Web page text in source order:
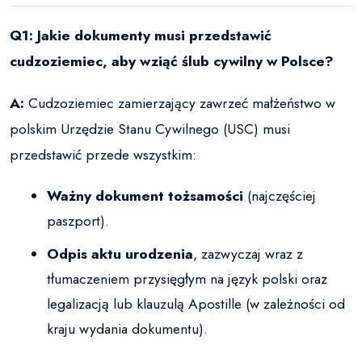
Q1: Jakie dokumenty musi przedstawić
cudzoziemiec, aby wziąć ślub cywilny w Polsce?
A: Cudzoziemiec zamierzający zawrzeć małżeństwo w
polskim Urzędzie Stanu Cywilnego (USC) musi
przedstawić przede wszystkim:
Ważny dokument tożsamości (najczęściej
paszport).
Odpis aktu urodzenia, zazwyczaj wraz z
tłumaczeniem przysięgłym na język polski oraz
legalizacją lub klauzulą Apostille (w zależności od
kraju wydania dokumentu).